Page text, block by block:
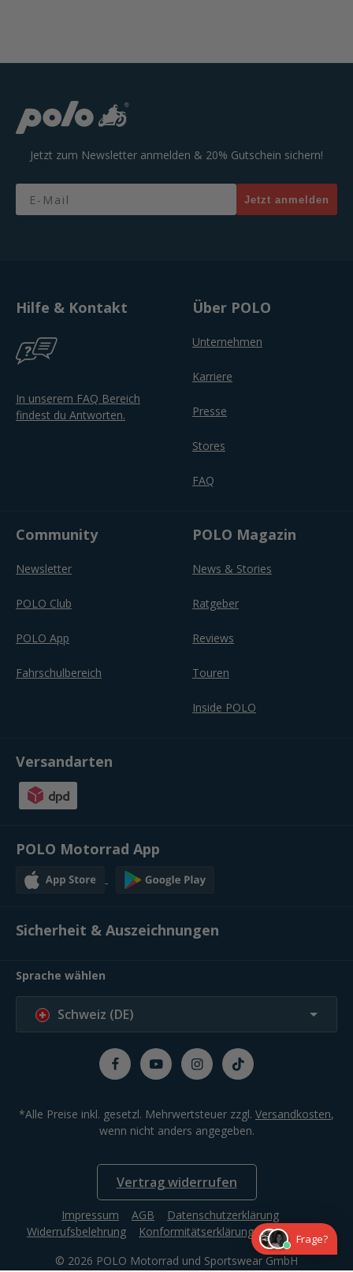
Jetzt zum Newsletter anmelden & 20% Gutschein sichern!
Jetzt anmelden
Hilfe & Kontakt
In unserem FAQ Bereich
findest du Antworten.
Über POLO
Unternehmen
Karriere
Presse
Stores
FAQ
Community
Newsletter
POLO Club
POLO App
Fahrschulbereich
POLO Magazin
News & Stories
Ratgeber
Reviews
Touren
Inside POLO
Versandarten
POLO Motorrad App
Sicherheit & Auszeichnungen
Sprache wählen
Schweiz (DE)
*Alle Preise inkl. gesetzl. Mehrwertsteuer zzgl. Versandkosten,
wenn nicht anders angegeben.
© 2026 POLO Motorrad und Sportswear GmbH
Vertrag widerrufen
Impressum AGB
Datenschutzerklärung
Widerrufsbelehrung
Konformitätserklärung Compliance
Frage?